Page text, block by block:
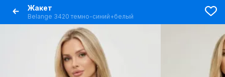
Жакет
Belange 3420 темно-синий+белый